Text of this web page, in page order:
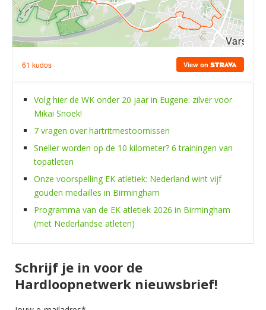
Volg hier de WK onder 20 jaar in Eugene: zilver voor
Mikai Snoek!
7 vragen over hartritmestoornissen
Sneller worden op de 10 kilometer? 6 trainingen van
topatleten
Onze voorspelling EK atletiek: Nederland wint vijf
gouden medailles in Birmingham
Programma van de EK atletiek 2026 in Birmingham
(met Nederlandse atleten)
Schrijf je in voor de
Hardloopnetwerk nieuwsbrief!